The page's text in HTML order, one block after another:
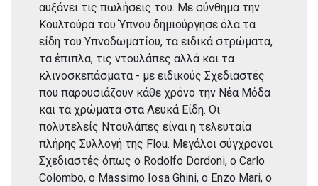
αυξάνει τις πωλήσεις του. Με σύνθημα την
Κουλτούρα του Ύπνου δημιούργησε όλα τα
είδη του Υπνοδωματίου, τα ειδικά στρώματα,
τα έπιπλα, τις ντουλάπες αλλά και τα
κλινοσκεπάσματα - με ειδικούς Σχεδιαστές
που παρουσιάζουν κάθε χρόνο την Νέα Μόδα
και τα χρώματα στα Λευκά Είδη. Οι
πολυτελείς Ντουλάπες είναι η τελευταία
πλήρης Συλλογή της Flou. Μεγάλοι σύγχρονοι
Σχεδιαστές όπως ο Rodolfo Dordoni, o Carlo
Colombo, o Massimo Iosa Ghini, o Enzo Mari, o